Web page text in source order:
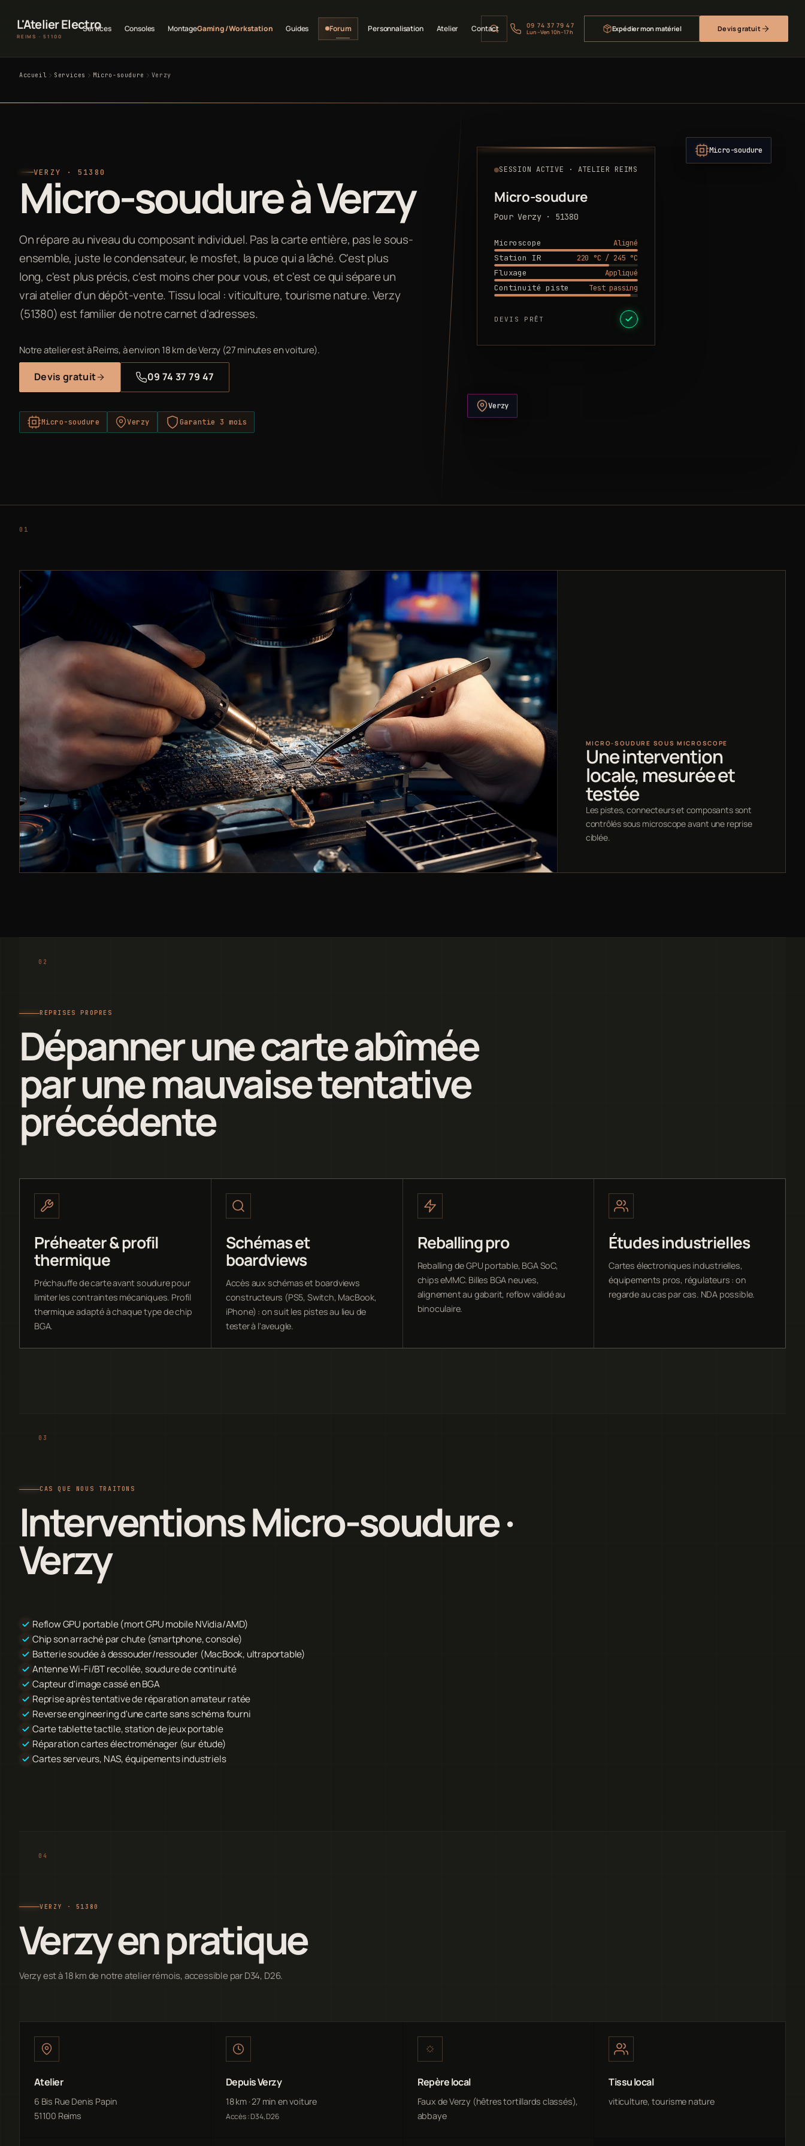
L'Atelier Electro
REIMS · 51100
Services Consoles MontageGaming / Workstation Guides Forum Personnalisation Atelier Contact 09 74 37 79 47
Lun–Ven 10h–17h Expédier mon matériel Devis gratuit
Accueil Services Micro-soudure Verzy
VERZY · 51380
Micro-soudure à Verzy
On répare au niveau du composant individuel. Pas la carte entière, pas le sous-
ensemble, juste le condensateur, le mosfet, la puce qui a lâché. C'est plus
long, c'est plus précis, c'est moins cher pour vous, et c'est ce qui sépare un
vrai atelier d'un dépôt-vente. Tissu local : viticulture, tourisme nature. Verzy
(51380) est familier de notre carnet d'adresses.
Notre atelier est à Reims, à environ 18 km de Verzy (27 minutes en voiture).
Devis gratuit 09 74 37 79 47
Micro-soudure Verzy Garantie 3 mois
SESSION ACTIVE · ATELIER REIMS
Micro-soudure
Pour Verzy · 51380
Microscope
Aligné
Station IR
220 °C / 245 °C
Fluxage
Appliqué
Continuité piste
Test passing
DEVIS PRÊT
Micro-soudure
Verzy
MICRO-SOUDURE SOUS MICROSCOPE
Une intervention
locale, mesurée et
testée
Les pistes, connecteurs et composants sont
contrôlés sous microscope avant une reprise
ciblée.
REPRISES PROPRES
Dépanner une carte abîmée
par une mauvaise tentative
précédente
Préheater & profil
thermique
Préchauffe de carte avant soudure pour
limiter les contraintes mécaniques. Profil
thermique adapté à chaque type de chip
BGA.
Schémas et
boardviews
Accès aux schémas et boardviews
constructeurs (PS5, Switch, MacBook,
iPhone) : on suit les pistes au lieu de
tester à l'aveugle.
Reballing pro
Reballing de GPU portable, BGA SoC,
chips eMMC. Billes BGA neuves,
alignement au gabarit, reflow validé au
binoculaire.
Études industrielles
Cartes électroniques industrielles,
équipements pros, régulateurs : on
regarde au cas par cas. NDA possible.
CAS QUE NOUS TRAITONS
Interventions Micro-soudure ·
Verzy
Reflow GPU portable (mort GPU mobile NVidia/AMD)
Chip son arraché par chute (smartphone, console)
Batterie soudée à dessouder/ressouder (MacBook, ultraportable)
Antenne Wi-Fi/BT recollée, soudure de continuité
Capteur d'image cassé en BGA
Reprise après tentative de réparation amateur ratée
Reverse engineering d'une carte sans schéma fourni
Carte tablette tactile, station de jeux portable
Réparation cartes électroménager (sur étude)
Cartes serveurs, NAS, équipements industriels
VERZY · 51380
Verzy en pratique
Verzy est à 18 km de notre atelier rémois, accessible par D34, D26.
Atelier
6 Bis Rue Denis Papin
51100 Reims
Depuis Verzy
18 km · 27 min en voiture
Accès : D34, D26
Repère local
Faux de Verzy (hêtres tortillards classés),
abbaye
Tissu local
viticulture, tourisme nature